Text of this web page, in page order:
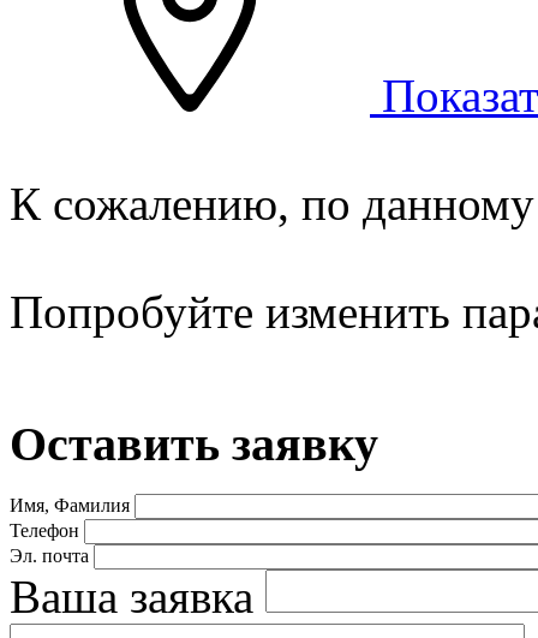
К сожалению, по данному
Попробуйте изменить
Оставить заявку
Имя, Фамилия
Телефон
Эл. почта
Ваша заявка